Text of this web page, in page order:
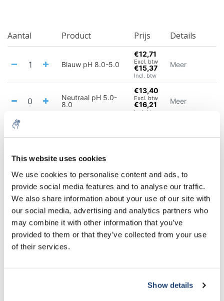
This website uses cookies
We use cookies to personalise content and ads, to
provide social media features and to analyse our traffic.
We also share information about your use of our site with
our social media, advertising and analytics partners who
may combine it with other information that you’ve
provided to them or that they’ve collected from your use
of their services.
Show details
Aantal Product Prijs Details
Blauw pH 8.0-5.0
€12,71
Excl. btw
€15,37
Incl. btw
Meer
Neutraal pH 5.0-
8.0
€13,40
Excl. btw
€16,21
Incl. btw
Meer
Rood pH 5.0-8.0 Meer
Alles in de winkelwagen
Informatie
Gerelateerde producten